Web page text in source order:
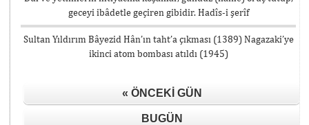
geceyi ibâdetle geçiren gibidir. Hadîs-i şerîf
Sultan Yıldırım Bâyezid Hân’ın taht’a çıkması (1389) Nagazaki’ye
ikinci atom bombası atıldı (1945)
« ÖNCEKI GÜN
BUGÜN